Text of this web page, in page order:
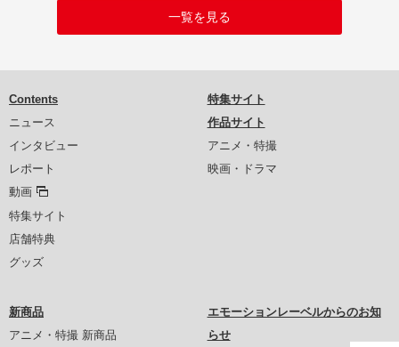
一覧を見る
Contents
ニュース
インタビュー
レポート
動画
特集サイト
店舗特典
グッズ
特集サイト
作品サイト
アニメ・特撮
映画・ドラマ
新商品
アニメ・特撮 新商品
エモーションレーベルからのお知
らせ